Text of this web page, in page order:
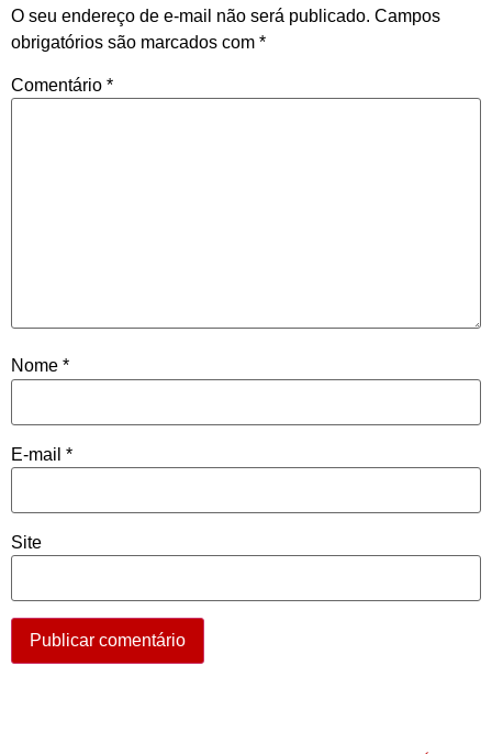
O seu endereço de e-mail não será publicado. Campos
obrigatórios são marcados com *
Comentário *
Nome *
E-mail *
Site